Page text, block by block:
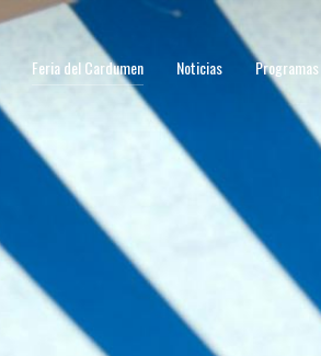
Feria del Cardumen Noticias Programas